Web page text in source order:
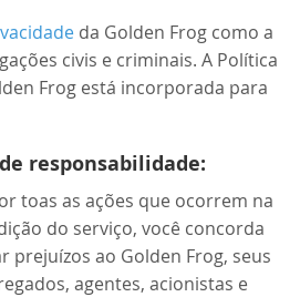
da Golden Frog como a
civis e criminais. A Política
Frog está incorporada para
responsabilidade:
toas as ações que ocorrem na
do serviço, você concorda
prejuízos ao Golden Frog, seus
agentes, acionistas e